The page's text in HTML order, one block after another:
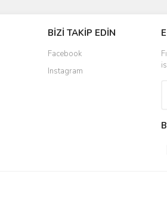
BİZİ TAKİP EDİN
Facebook
Instagram